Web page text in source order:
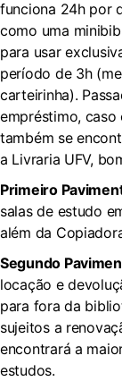
funciona 24h por
como uma
para usar
período de 3h
carteirinha).
empréstimo,
também se
a Livraria UFV,
Primeiro
salas de estudo
além da
Segundo
locação e
para fora da
sujeitos a
encontrará a
estudos.